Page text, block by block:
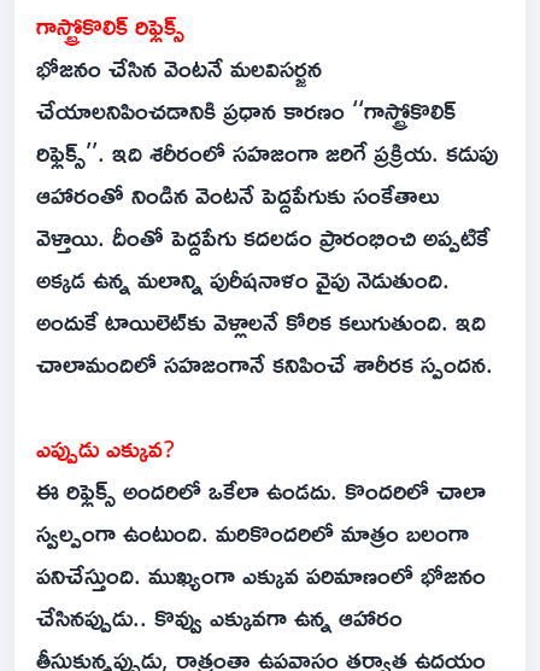
గాస్ట్రోకొలిక్‌ రిఫ్లెక్స్‌
భోజనం చేసిన వెంటనే మలవిసర్జన
చేయాలనిపించడానికి ప్రధాన కారణం ‘‘గాస్ట్రోకొలిక్‌
రిఫ్లెక్స్‌’’. ఇది శరీరంలో సహజంగా జరిగే ప్రక్రియ. కడుపు
ఆహారంతో నిండిన వెంటనే పెద్దపేగుకు సంకేతాలు
వెళ్తాయి. దీంతో పెద్దపేగు కదలడం ప్రారంభించి అప్పటికే
అక్కడ ఉన్న మలాన్ని పురీషనాళం వైపు నెడుతుంది.
అందుకే టాయిలెట్‌కు వెళ్లాలనే కోరిక కలుగుతుంది. ఇది
చాలామందిలో సహజంగానే కనిపించే శారీరక స్పందన.
ఎప్పుడు ఎక్కువ?
ఈ రిఫ్లెక్స్‌ అందరిలో ఒకేలా ఉండదు. కొందరిలో చాలా
స్వల్పంగా ఉంటుంది. మరికొందరిలో మాత్రం బలంగా
పనిచేస్తుంది. ముఖ్యంగా ఎక్కువ పరిమాణంలో భోజనం
చేసినప్పుడు.. కొవ్వు ఎక్కువగా ఉన్న ఆహారం
తీసుకున్నప్పుడు, రాత్రంతా ఉపవాసం తర్వాత ఉదయం